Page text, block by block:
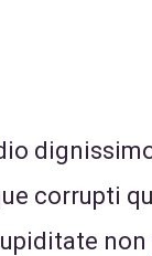
corrupti